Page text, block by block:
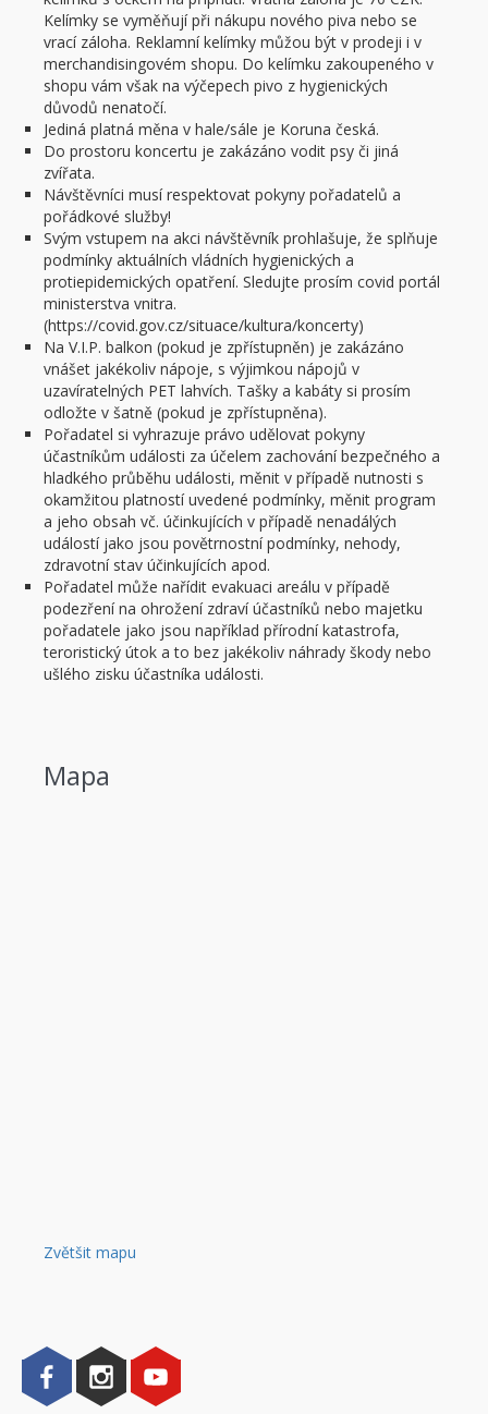
Kelímky se vyměňují při nákupu nového piva nebo se
vrací záloha. Reklamní kelímky můžou být v prodeji i v
merchandisingovém shopu. Do kelímku zakoupeného v
shopu vám však na výčepech pivo z hygienických
důvodů nenatočí.
Jediná platná měna v hale/sále je Koruna česká.
Do prostoru koncertu je zakázáno vodit psy či jiná
zvířata.
Návštěvníci musí respektovat pokyny pořadatelů a
pořádkové služby!
Svým vstupem na akci návštěvník prohlašuje, že splňuje
podmínky aktuálních vládních hygienických a
protiepidemických opatření. Sledujte prosím covid portál
ministerstva vnitra.
(https://covid.gov.cz/situace/kultura/koncerty)
Na V.I.P. balkon (pokud je zpřístupněn) je zakázáno
vnášet jakékoliv nápoje, s výjimkou nápojů v
uzavíratelných PET lahvích. Tašky a kabáty si prosím
odložte v šatně (pokud je zpřístupněna).
Pořadatel si vyhrazuje právo udělovat pokyny
účastníkům události za účelem zachování bezpečného a
hladkého průběhu události, měnit v případě nutnosti s
okamžitou platností uvedené podmínky, měnit program
a jeho obsah vč. účinkujících v případě nenadálých
událostí jako jsou povětrnostní podmínky, nehody,
zdravotní stav účinkujících apod.
Pořadatel může nařídit evakuaci areálu v případě
podezření na ohrožení zdraví účastníků nebo majetku
pořadatele jako jsou například přírodní katastrofa,
teroristický útok a to bez jakékoliv náhrady škody nebo
ušlého zisku účastníka události.
Mapa
Zvětšit mapu